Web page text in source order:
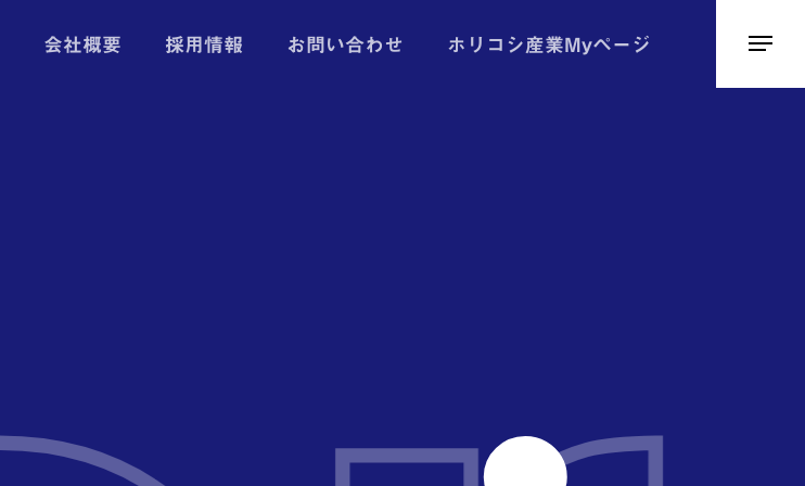
会社概要 採用情報 お問い合わせ ホリコシ産業Myページ Menu